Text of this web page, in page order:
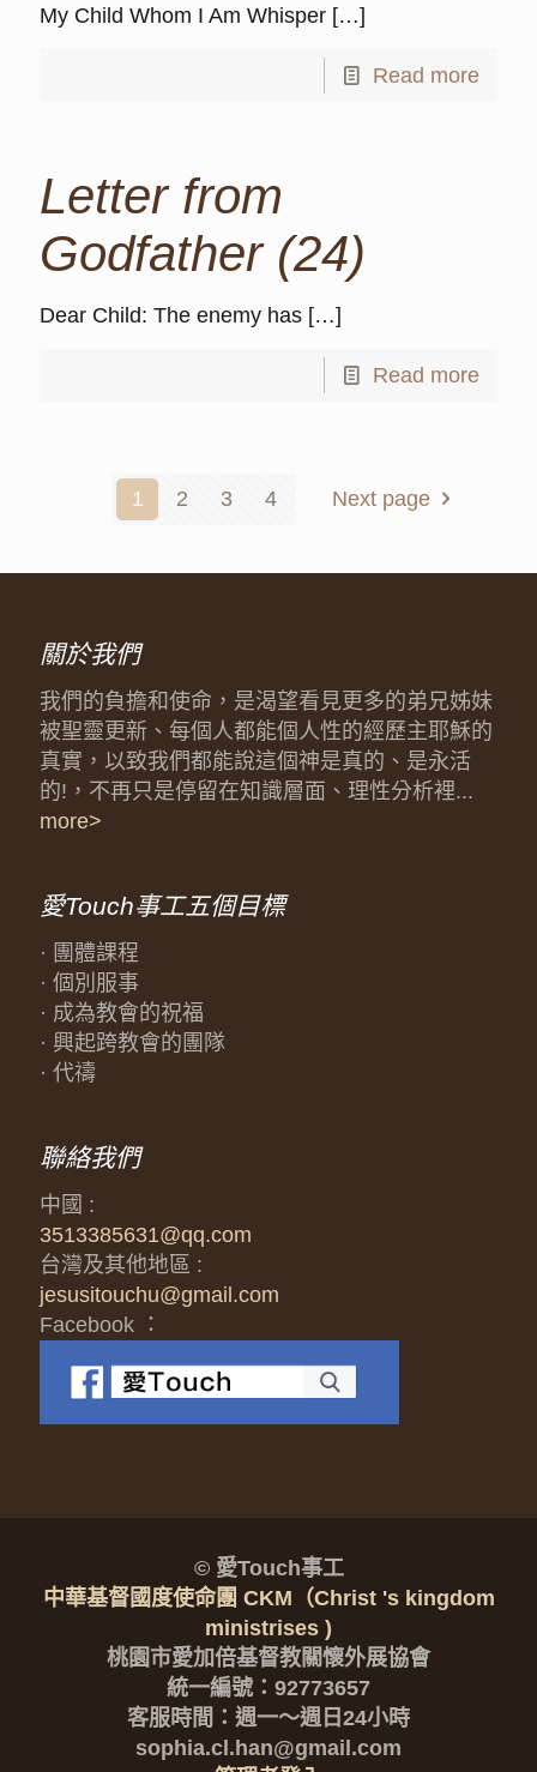
My Child Whom I Am Whisper […]
Read more
Letter from
Godfather (24)
Dear Child: The enemy has […]
Read more
1 2 3 4 Next page
關於我們
我們的負擔和使命，是渴望看見更多的弟兄姊妹
被聖靈更新、每個人都能個人性的經歷主耶穌的
真實，以致我們都能說這個神是真的、是永活
的!，不再只是停留在知識層面、理性分析裡...
more>
愛Touch事工五個目標
· 團體課程
· 個別服事
· 成為教會的祝福
· 興起跨教會的團隊
· 代禱
聯絡我們
中國 :
3513385631@qq.com
台灣及其他地區 :
jesusitouchu@gmail.com
Facebook ：
© 愛Touch事工
中華基督國度使命團 CKM（Christ 's kingdom
ministrises )
桃園市愛加倍基督教關懷外展協會
統一編號：92773657
客服時間：週一～週日24小時
sophia.cl.han@gmail.com